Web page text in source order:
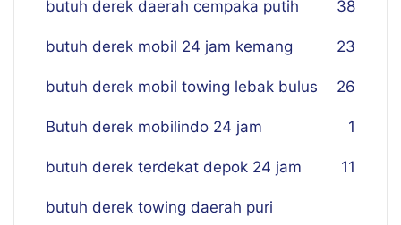
butuh derek daerah cempaka putih 38
butuh derek mobil 24 jam kemang 23
butuh derek mobil towing lebak bulus 26
Butuh derek mobilindo 24 jam 1
butuh derek terdekat depok 24 jam 11
butuh derek towing daerah puri